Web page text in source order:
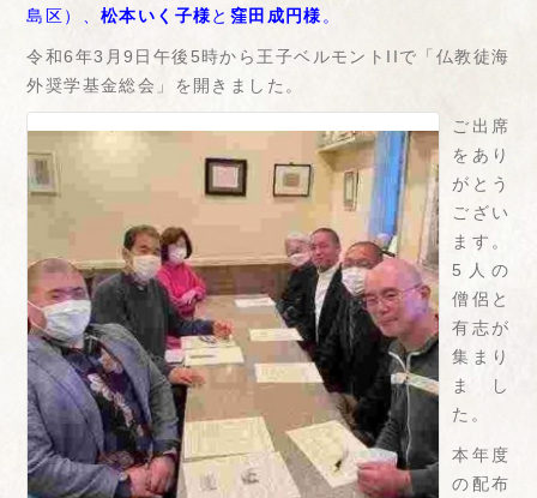
島区）、松本いく子様と 窪田成円様 。
令和6年3月9日午後5時から王子ベルモントIIで「仏教徒海
外奨学基金総会」を開きました。
ご出席
をあり
がとう
ござい
ます。
5人の
僧侶と
有志が
集まり
まし
た。
本年度
の配布